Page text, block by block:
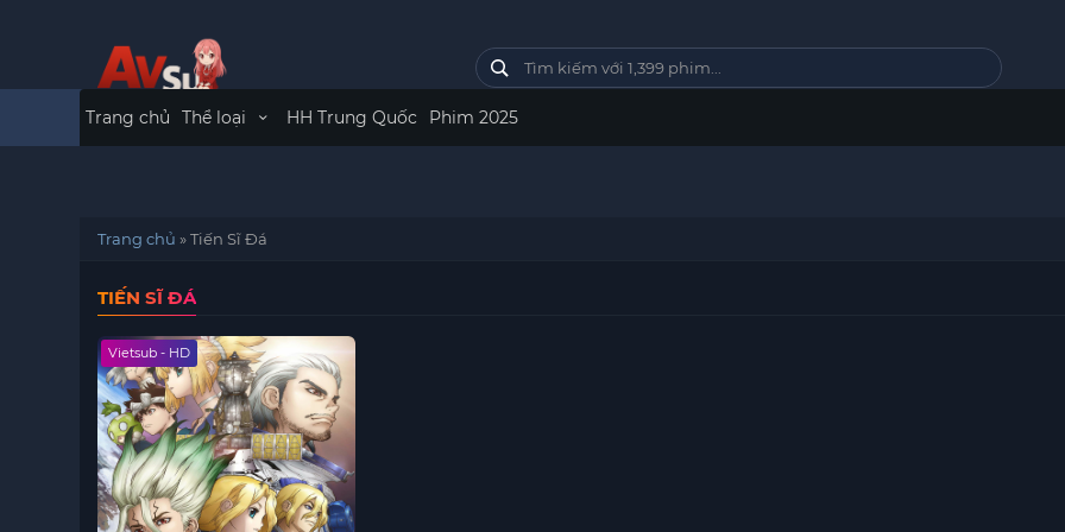
Trang chủ Thể loại HH Trung Quốc Phim 2025
Trang chủ »Tiến Sĩ Đá
TIẾN SĨ ĐÁ
Vietsub - HD